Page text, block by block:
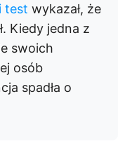
test wykazał, że
Kiedy jedna z
swoich
osób
spadła o